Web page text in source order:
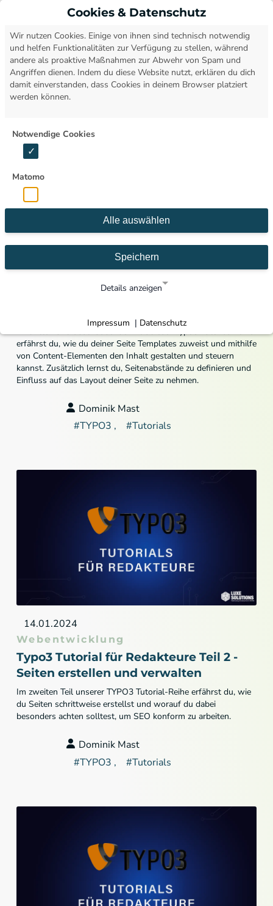
JANUAR 2024
Typo3 Tutorial für Redakteure Teil 3 -
Im dritten und abschließenden Teil dieser Typo3 Tutorial-Reihe
erfährst du, wie du deiner Seite Templates zuweist und mithilfe
von Content-Elementen den Inhalt gestalten und steuern
kannst. Zusätzlich lernst du, Seitenabstände zu definieren und
Einfluss auf das Layout deiner Seite zu nehmen.
Dominik Mast
#TYPO3 #Tutorials
14.01.2024
Webentwicklung
Typo3 Tutorial für Redakteure Teil 2 -
Seiten erstellen und verwalten
Im zweiten Teil unserer TYPO3 Tutorial-Reihe erfährst du, wie
du Seiten schrittweise erstellst und worauf du dabei
besonders achten solltest, um SEO konform zu arbeiten.
Dominik Mast
#TYPO3 #Tutorials
Cookies & Datenschutz
Wir nutzen Cookies. Einige von ihnen sind technisch notwendig
und helfen Funktionalitäten zur Verfügung zu stellen, während
andere als proaktive Maßnahmen zur Abwehr von Spam und
Angriffen dienen. Indem du diese Website nutzt, erklären du dich
damit einverstanden, dass Cookies in deinem Browser platziert
werden können.
Notwendige Cookies
Matomo
Alle auswählen
Speichern
Details anzeigen
Notwendige Cookies ermöglichen grundlegende
Funktionen und sind für die einwandfreie Funktion der
Website erforderlich.
Webserver
Dominik Mast
Analysebericht über die Nutzung und den Status
30 Minuten / 1 Jahr
Impressum | Datenschutz